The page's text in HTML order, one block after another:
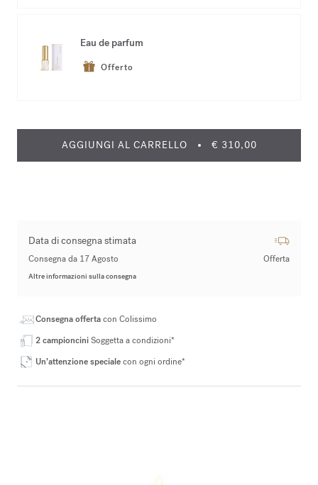
Eau de parfum
Offerto
AGGIUNGI AL CARRELLO € 310,00
Data di consegna stimata
Consegna da 17 Agosto Offerta
Altre informazioni sulla consegna
Consegna offertacon Colissimo
2 campionciniSoggetta a condizioni*
Un’attenzione specialecon ogni ordine*